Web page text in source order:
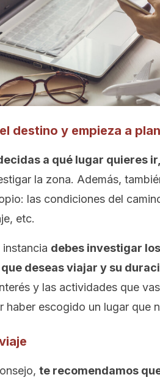
destino y empieza a
a qué lugar quieres
la zona. Además,
las condiciones del
etc.
instancia debes investigar
deseas viajar y su
y las actividades que
haber escogido un lugar que
te recomendamos